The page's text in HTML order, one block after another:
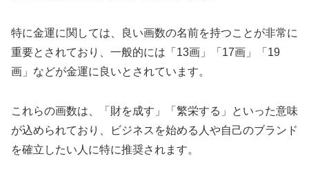
特に金運に関しては、良い画数の名前を持つことが非常に
重要とされており、一般的には「13画」「17画」「19
画」などが金運に良いとされています。
これらの画数は、「財を成す」「繁栄する」といった意味
が込められており、ビジネスを始める人や自己のブランド
を確立したい人に特に推奨されます。